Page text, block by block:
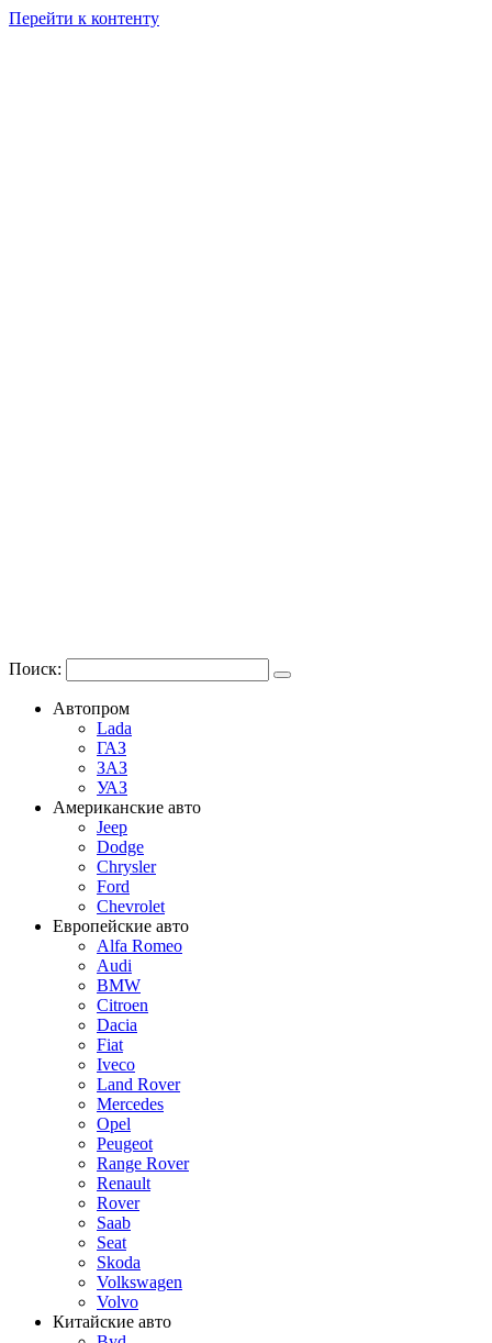
Перейти к контенту
Поиск:
Автопром
Lada
ГАЗ
ЗАЗ
УАЗ
Американские авто
Jeep
Dodge
Chrysler
Ford
Chevrolet
Европейские авто
Alfa Romeo
Audi
BMW
Citroen
Dacia
Fiat
Iveco
Land Rover
Mercedes
Opel
Peugeot
Range Rover
Renault
Rover
Saab
Seat
Skoda
Volkswagen
Volvo
Китайские авто